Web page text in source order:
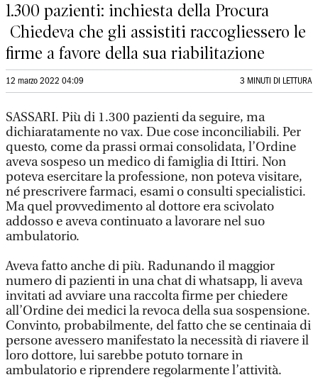
1.300 pazienti: inchiesta della Procura
Chiedeva che gli assistiti raccogliessero le
firme a favore della sua riabilitazione
12 marzo 2022 04:09 3 MINUTI DI LETTURA
SASSARI. Più di 1.300 pazienti da seguire, ma
dichiaratamente no vax. Due cose inconciliabili. Per
questo, come da prassi ormai consolidata, l’Ordine
aveva sospeso un medico di famiglia di Ittiri. Non
poteva esercitare la professione, non poteva visitare,
né prescrivere farmaci, esami o consulti specialistici.
Ma quel provvedimento al dottore era scivolato
addosso e aveva continuato a lavorare nel suo
ambulatorio.
Aveva fatto anche di più. Radunando il maggior
numero di pazienti in una chat di whatsapp, li aveva
invitati ad avviare una raccolta firme per chiedere
all’Ordine dei medici la revoca della sua sospensione.
Convinto, probabilmente, del fatto che se centinaia di
persone avessero manifestato la necessità di riavere il
loro dottore, lui sarebbe potuto tornare in
ambulatorio e riprendere regolarmente l’attività.